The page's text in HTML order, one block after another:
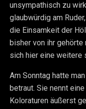
unsympathisch zu
glaubwürdig am
die Einsamkeit der
bisher von ihr
sich hier eine weitere
Am Sonntag hatte
betraut. Sie nennt
Koloraturen äußerst